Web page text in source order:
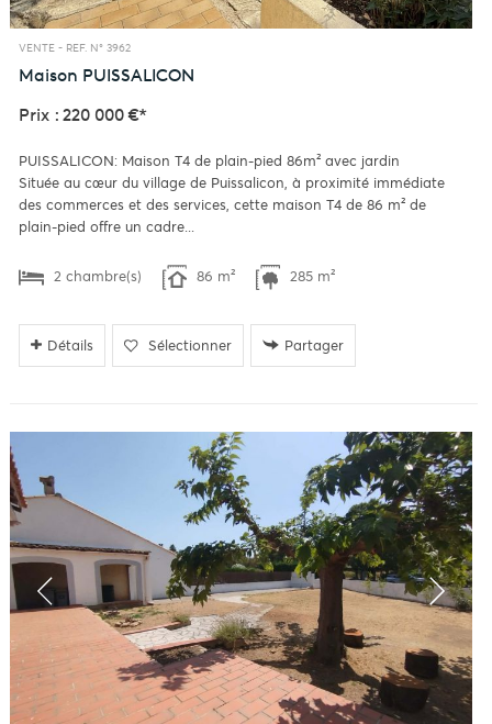
VENTE - REF. N° 3962
Maison PUISSALICON
Prix : 220 000 €*
PUISSALICON: Maison T4 de plain-pied 86m² avec jardin
Située au cœur du village de Puissalicon, à proximité immédiate
des commerces et des services, cette maison T4 de 86 m² de
plain-pied offre un cadre...
2 chambre(s) 86 m² 285 m²
Détails Sélectionner Partager